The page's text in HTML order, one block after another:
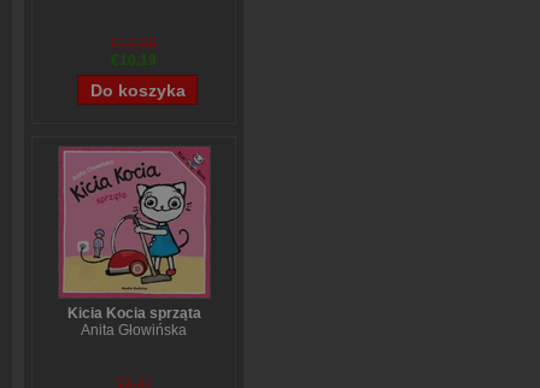
€12,68
€10,19
Kicia Kocia sprząta
Anita Głowińska
€3,47